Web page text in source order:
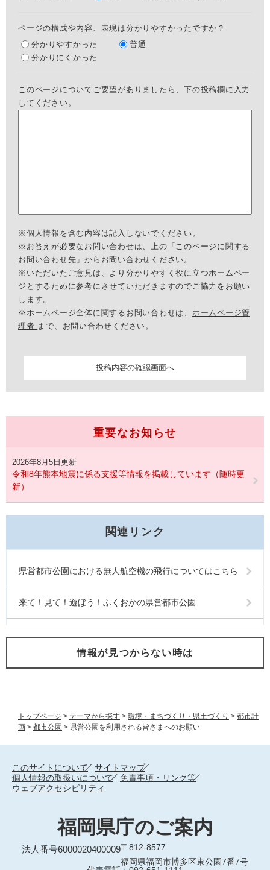
トップページ > テーマから探す > 環境・まちづくり・県土づくり > 都市計
画 > 都市公園 > 県営公園を利用される皆さまへのお願い
ページの構成や内容、表現は分かりやすかったですか？
分かりやすかった
普通
分かりにくかった
このページについてご要望がありましたら、下の投稿欄に入力
してください。
※個人情報を含む内容は記入しないでください。
※お答えが必要なお問い合わせは、上の「このページに関する
お問い合わせ先」からお問い合わせください。
※いただいたご意見は、より分かりやすく役に立つホームペー
ジとするために参考にさせていただきますのでご協力をお願い
します。
※ホームページ全体に関するお問い合わせは、 ホームページ管
理者 まで、お問い合わせください。
重要なお知らせ
2026年8月5日更新
令和8年熊本地震に係る支援等情報を掲載しています（随時更
新）
関連リンク
県営都市公園における無人航空機の飛行についてはこちら
来て！見て！遊ぼう！ふくおかの県営都市公園
情報が見つからない時は
このサイトについて
サイトマップ
個人情報の取扱いについて
免責事項・リンク等
ウェブアクセシビリティ
福岡県庁のご案内
法人番号6000020400009〒812-8577
福岡県福岡市博多区東公園7番7号